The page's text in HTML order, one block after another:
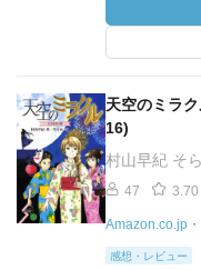
天空のミラ
16)
村山早紀 そ
47 3.70
Amazon.co.jp
感想・レビュー